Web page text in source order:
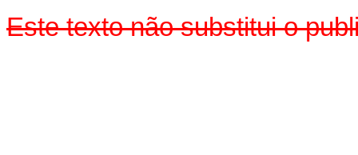
Este texto não substitui o